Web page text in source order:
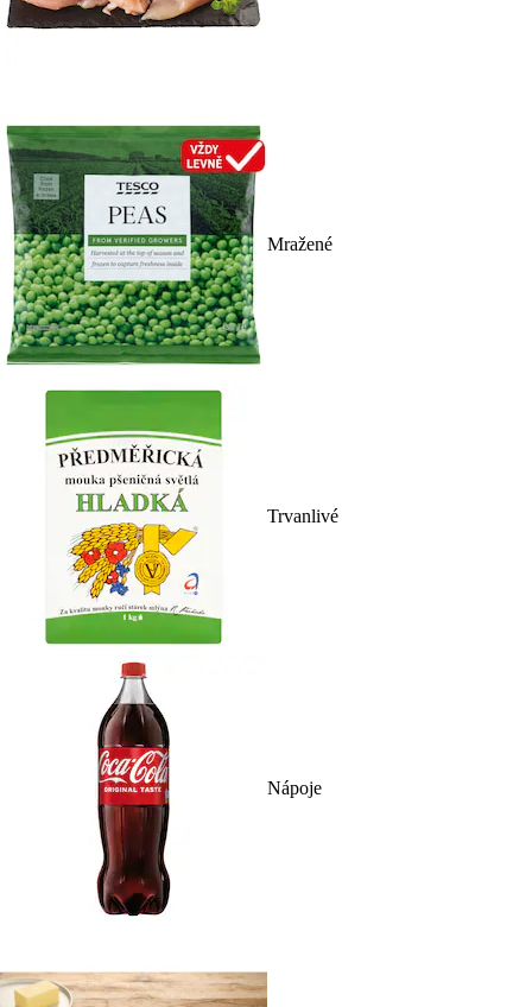
Mražené
Trvanlivé
Nápoje